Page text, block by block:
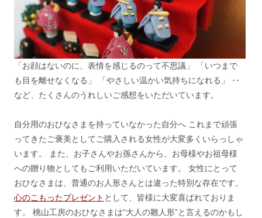
「お顔はないのに、表情を感じるのって不思議」 「いつまで
も目を離せなくなる」 「やさしい温かい気持ちになれる」 ･･
など、たくさんのうれしいご感想をいただいています。
自分用のおひなさまを持っていなかった自分へ これまで頑張
ってきたご褒美としてご購入される女性が大変多くいらっしゃ
います。 また、お子さんやお孫さんから、お母様やお祖母様
への贈り物としてもご利用いただいています。 女性にとって
おひなさまは、普通のお人形さんとは違った特別な存在です。
心のこもったプレゼント として、皆様に大変喜ばれておりま
す。 桃山工房のおひなさまは“大人の雛人形”と言えるのかもし